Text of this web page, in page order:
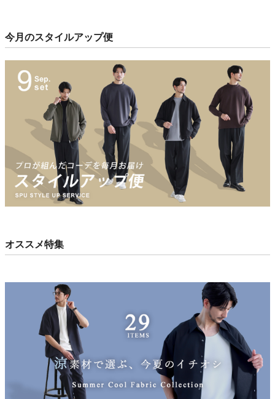
今月のスタイルアップ便
オススメ特集